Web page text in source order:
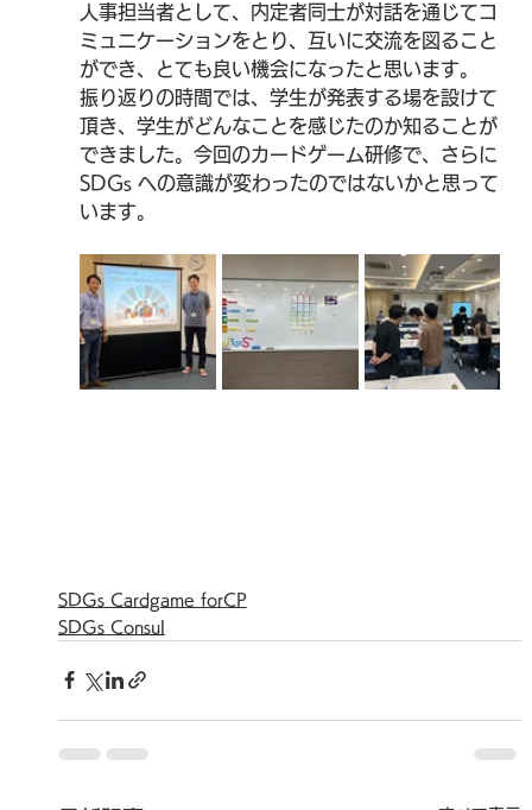
人事担当者として、内定者同士が対話を通じてコ
ミュニケーションをとり、互いに交流を図ること
ができ、とても良い機会になったと思います。
振り返りの時間では、学生が発表する場を設けて
頂き、学生がどんなことを感じたのか知ることが
できました。今回のカードゲーム研修で、さらに
SDGs への意識が変わったのではないかと思って
います。
SDGs Cardgame forCP
SDGs Consul